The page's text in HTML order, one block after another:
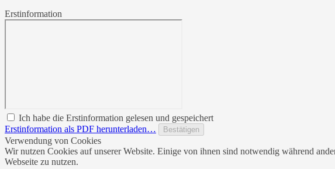
Erstinformation
Ich habe die Erstinformation gelesen und gespeichert
Erstinformation als PDF herunterladen…
Bestätigen
Verwendung von Cookies
Wir nutzen Cookies auf unserer Website. Einige von ihnen sind notwendig während
Webseite zu nutzen.